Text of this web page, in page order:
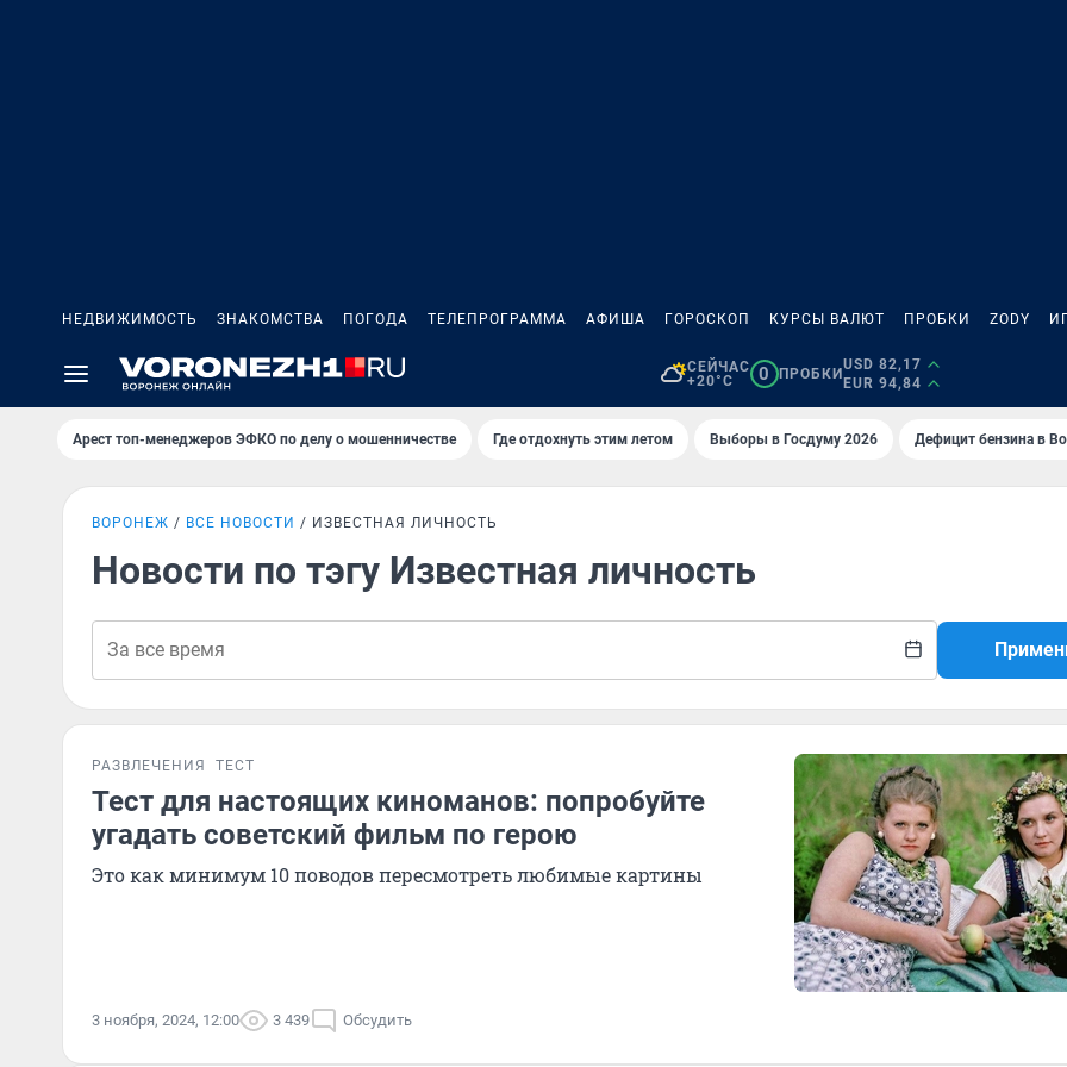
НЕДВИЖИМОСТЬ ЗНАКОМСТВА ПОГОДА ТЕЛЕПРОГРАММА АФИША ГОРОСКОП КУРСЫ ВАЛЮТ ПРОБКИ ZODY
СЕЙЧАС
+20°C
0 ПРОБКИ
USD 82,17
EUR 94,84
Арест топ-менеджеров ЭФКО по делу о мошенничестве Где отдохнуть этим летом Выборы в Госдуму 2026 Дефицит бензина в
ВОРОНЕЖ ВСЕ НОВОСТИ ИЗВЕСТНАЯ ЛИЧНОСТЬ
Новости по тэгу Известная личность
РАЗВЛЕЧЕНИЯ ТЕСТ
Тест для настоящих киноманов: попробуйте
угадать советский фильм по герою
Это как минимум 10 поводов пересмотреть любимые картины
3 ноября, 2024, 12:00 3 439 Обсудить